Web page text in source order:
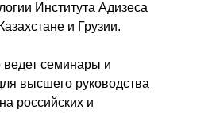
Института Адизеса
и Грузии.
ведет семинары и
высшего руководства
российских и